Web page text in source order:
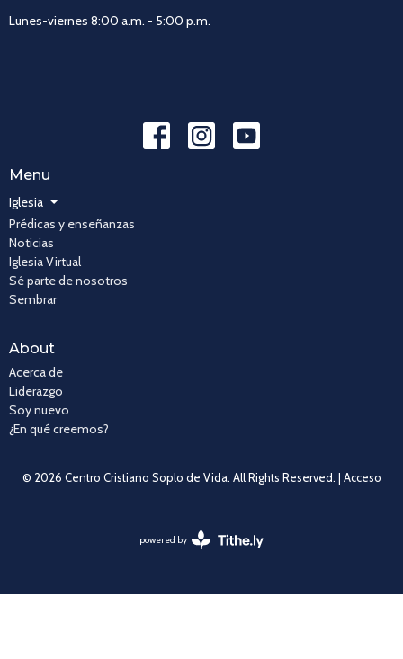
Lunes-viernes 8:00 a.m. - 5:00 p.m.
Menu
Iglesia
Prédicas y enseñanzas
Noticias
Iglesia Virtual
Sé parte de nosotros
Sembrar
About
Acerca de
Liderazgo
Soy nuevo
¿En qué creemos?
© 2026 Centro Cristiano Soplo de Vida. All Rights Reserved. | Acceso
powered by
Website